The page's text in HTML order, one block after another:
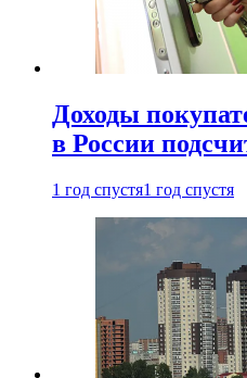
Доходы
в России
1 год спустя1 год спустя